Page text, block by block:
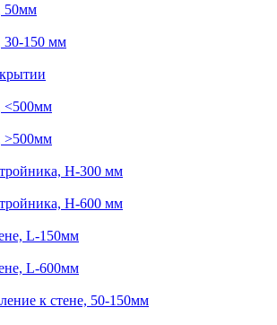
50мм
30-150 мм
<500мм
>500мм
H-300 мм
H-600 мм
L-150мм
L-600мм
к стене, 50-150мм